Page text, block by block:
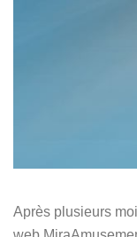
Après plusieurs